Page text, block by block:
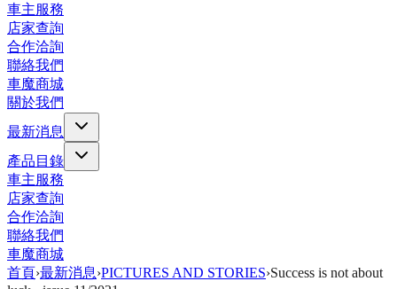
車主服務
店家查詢
合作洽詢
聯絡我們
車魔商城
關於我們
最新消息
產品目錄
車主服務
店家查詢
合作洽詢
聯絡我們
車魔商城
首頁›最新消息›PICTURES AND STORIES›Success is not about